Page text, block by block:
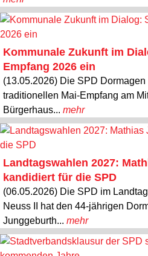
Kommunale Zukunft im
Empfang 2026 ein
(13.05.2026) Die SPD
traditionellen Mai-Empfang am
Bürgerhaus... mehr
Landtagswahlen 2027:
kandidiert für die SPD
(06.05.2026) Die SPD im
Neuss II hat den 44-jährigen
Junggeburth... mehr